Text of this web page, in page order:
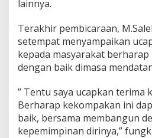
lainnya.
Terakhir pembicaraan,
setempat menyampaikan
kepada masyarakat
dengan baik dimasa
” Tentu saya ucapkan terima
Berharap kekompakan ini
baik, bersama membangun
kepemimpinan dirinya,”